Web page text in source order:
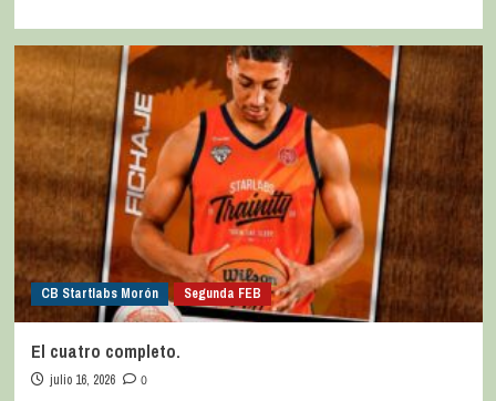
CB Startlabs Morón Segunda FEB
El cuatro completo.
julio 16, 2026 0